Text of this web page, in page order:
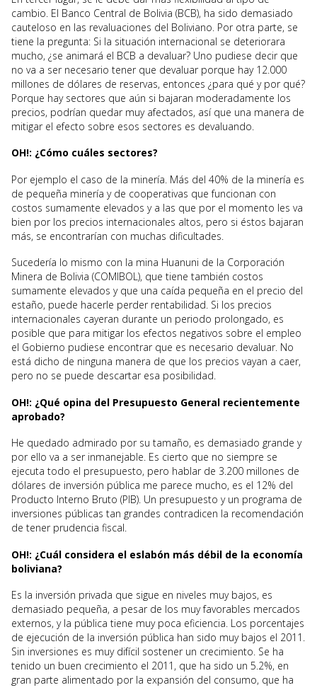
cambio. El Banco Central de Bolivia (BCB), ha sido demasiado
cauteloso en las revaluaciones del Boliviano. Por otra parte, se
tiene la pregunta: Si la situación internacional se deteriorara
mucho, ¿se animará el BCB a devaluar? Uno pudiese decir que
no va a ser necesario tener que devaluar porque hay 12.000
millones de dólares de reservas, entonces ¿para qué y por qué?
Porque hay sectores que aún si bajaran moderadamente los
precios, podrían quedar muy afectados, así que una manera de
mitigar el efecto sobre esos sectores es devaluando.
OH!: ¿Cómo cuáles sectores?
Por ejemplo el caso de la minería. Más del 40% de la minería es
de pequeña minería y de cooperativas que funcionan con
costos sumamente elevados y a las que por el momento les va
bien por los precios internacionales altos, pero si éstos bajaran
más, se encontrarían con muchas dificultades.
Sucedería lo mismo con la mina Huanuni de la Corporación
Minera de Bolivia (COMIBOL), que tiene también costos
sumamente elevados y que una caída pequeña en el precio del
estaño, puede hacerle perder rentabilidad. Si los precios
internacionales cayeran durante un periodo prolongado, es
posible que para mitigar los efectos negativos sobre el empleo
el Gobierno pudiese encontrar que es necesario devaluar. No
está dicho de ninguna manera de que los precios vayan a caer,
pero no se puede descartar esa posibilidad.
OH!: ¿Qué opina del Presupuesto General recientemente
aprobado?
He quedado admirado por su tamaño, es demasiado grande y
por ello va a ser inmanejable. Es cierto que no siempre se
ejecuta todo el presupuesto, pero hablar de 3.200 millones de
dólares de inversión pública me parece mucho, es el 12% del
Producto Interno Bruto (PIB). Un presupuesto y un programa de
inversiones públicas tan grandes contradicen la recomendación
de tener prudencia fiscal.
OH!: ¿Cuál considera el eslabón más débil de la economía
boliviana?
Es la inversión privada que sigue en niveles muy bajos, es
demasiado pequeña, a pesar de los muy favorables mercados
externos, y la pública tiene muy poca eficiencia. Los porcentajes
de ejecución de la inversión pública han sido muy bajos el 2011.
Sin inversiones es muy difícil sostener un crecimiento. Se ha
tenido un buen crecimiento el 2011, que ha sido un 5.2%, en
gran parte alimentado por la expansión del consumo, que ha